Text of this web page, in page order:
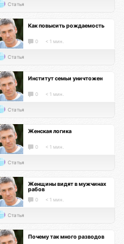
Статья
Как повысить рождаемость
0 < 1 мин.
Статья
Институт семьи уничтожен
0 < 1 мин.
Статья
Женская логика
0 < 1 мин.
Статья
Женщины видят в мужчинах
рабов
0 < 1 мин.
Статья
Почему так много разводов